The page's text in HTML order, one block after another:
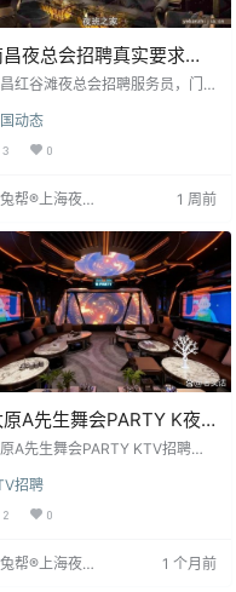
夜总会招聘真实要求，
这行的姐妹先看这个
红谷滩夜总会招聘服务员，门
熬夜，但分早晚班，休息设施
，部分包食宿，适应后并不
活。
动态
3 0
帮®上海夜场
1 周前
原A先生舞会PARTY K夜
招聘礼仪-夜场工作有挑
A先生舞会PARTY KTV招聘服
，提供住宿。要求身高163cm
，性格开朗，五官端正。工作
安全正规，无罚款，入职即
件的应聘者加入。
招聘
2 0
帮®上海夜场
1 个月前